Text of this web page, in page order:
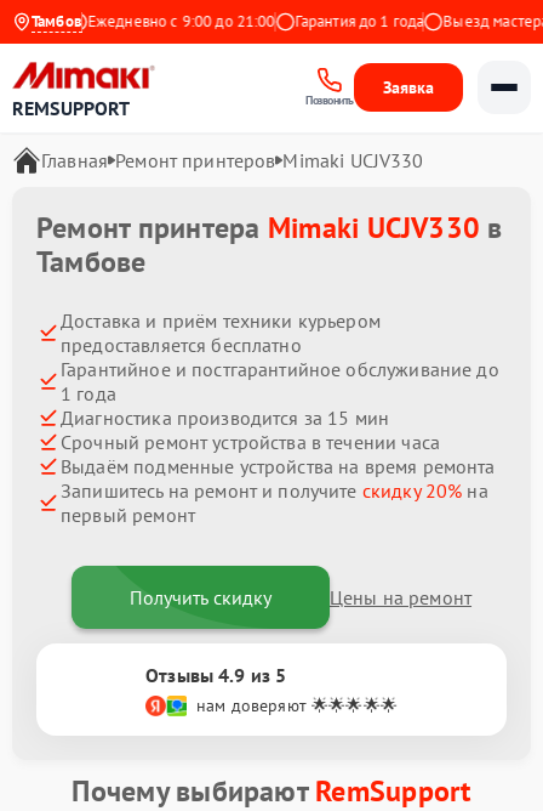
ТамбовЕжедневно с 9:00 до 21:00 Гарантия до 1 года Выезд мастера
REMSUPPORT Позвонить
Заявка
Главная Ремонт принтеров Mimaki UCJV330
Ремонт принтера Mimaki UCJV330 в
Тамбове
Доставка и приём техники курьером
предоставляется бесплатно
Гарантийное и постгарантийное обслуживание до
1 года
Диагностика производится за 15 мин
Срочный ремонт устройства в течении часа
Выдаём подменные устройства на время ремонта
Запишитесь на ремонт и получите скидку 20% на
первый ремонт
Получить скидку Цены на ремонт
Отзывы 4.9 из 5
нам доверяют 🌟🌟🌟🌟🌟
Почему выбираютRemSupport